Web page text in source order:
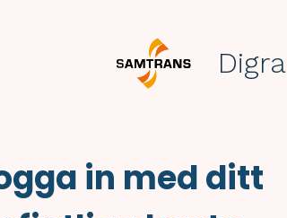
Digra
in med ditt